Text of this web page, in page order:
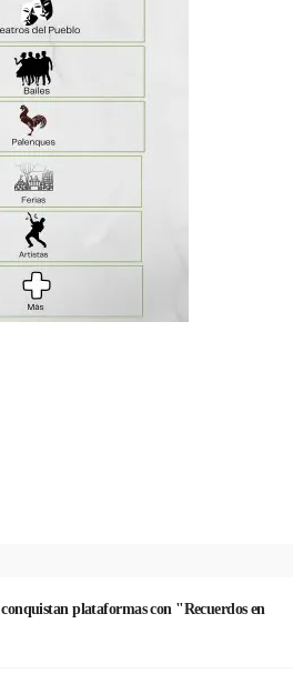
plataformas con "Recuerdos en